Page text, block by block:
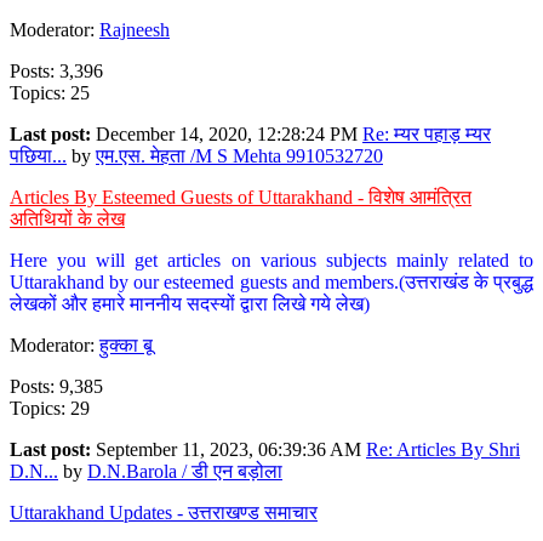
Moderator: Rajneesh
Posts: 3,396
Topics: 25
Last post: December 14, 2020, 12:28:24 PM Re: म्यर पहाड़ म्यर
पछिया... byएम.एस. मेहता /M S Mehta 9910532720
Articles By Esteemed Guests of Uttarakhand - विशेष आमंत्रित
अतिथियों के लेख
Here you will get articles on various subjects mainly related to
Uttarakhand by our esteemed guests and members.(उत्तराखंड के प्रबुद्ध
लेखकों और हमारे माननीय सदस्यों द्वारा लिखे गये लेख)
Moderator:हुक्का बू
Posts: 9,385
Topics: 29
Last post: September 11, 2023, 06:39:36 AM Re: Articles By Shri
D.N... by D.N.Barola / डी एन बड़ोला
Uttarakhand Updates - उत्तराखण्ड समाचार